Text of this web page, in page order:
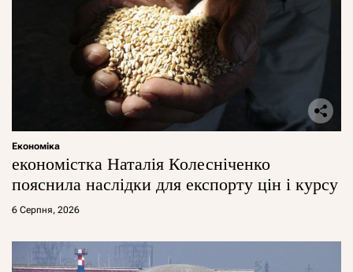
Економіка
економістка Наталія Колесніченко
пояснила наслідки для експорту цін і курсу
6 Серпня, 2026